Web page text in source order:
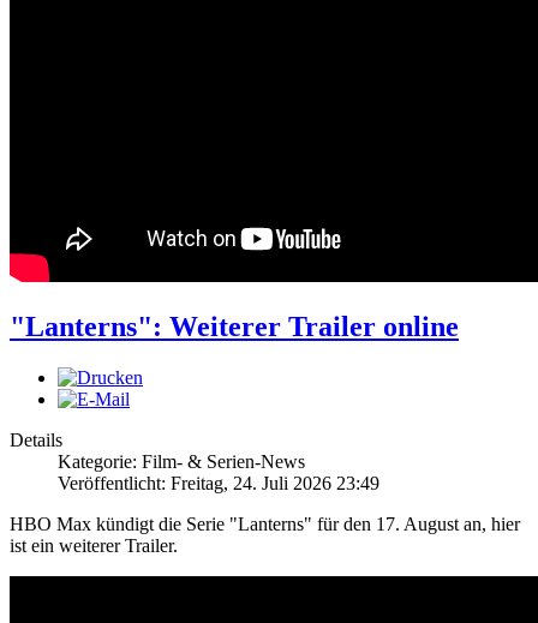
"Lanterns": Weiterer Trailer online
Details
Kategorie: Film- & Serien-News
Veröffentlicht: Freitag, 24. Juli 2026 23:49
HBO Max kündigt die Serie "Lanterns" für den 17. August an, hier
ist ein weiterer Trailer.